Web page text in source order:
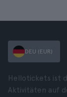
DEU (EUR)
Hellotickets ist
Aktivitäten auf